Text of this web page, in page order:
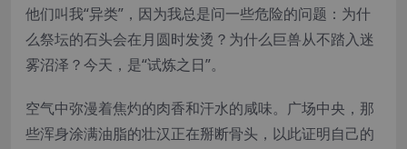
他们叫我“异类”，因为我总是问一些危险的问题：为什
么祭坛的石头会在月圆时发烫？为什么巨兽从不踏入迷
雾沼泽？今天，是“试炼之日”。
空气中弥漫着焦灼的肉香和汗水的咸味。广场中央，那
些浑身涂满油脂的壮汉正在掰断骨头，以此证明自己的